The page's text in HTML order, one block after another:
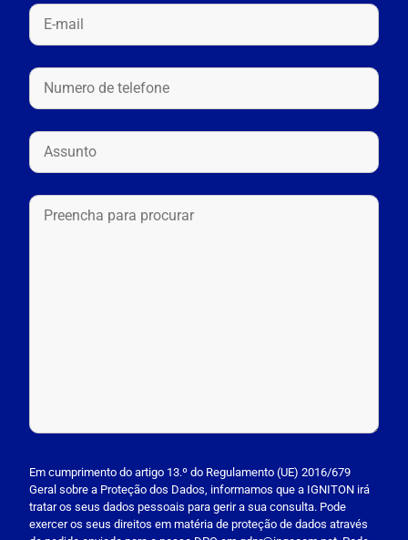
l
e
a
Em cumprimento do artigo 13.º do Regulamento (UE) 2016/679
Geral sobre a Proteção dos Dados, informamos que a IGNITON irá
tratar os seus dados pessoais para gerir a sua consulta. Pode
exercer os seus direitos em matéria de proteção de dados através